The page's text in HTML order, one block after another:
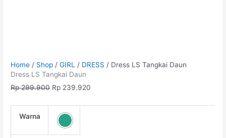
Home / Shop /GIRL / DRESS / Dress LS Tangkai Daun
Dress LS Tangkai Daun
Rp299.900 Rp 239.920
Warna